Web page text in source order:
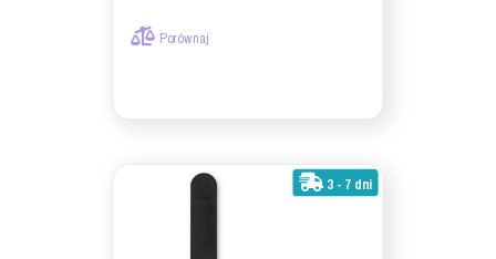
Porównaj
3 - 7 dni